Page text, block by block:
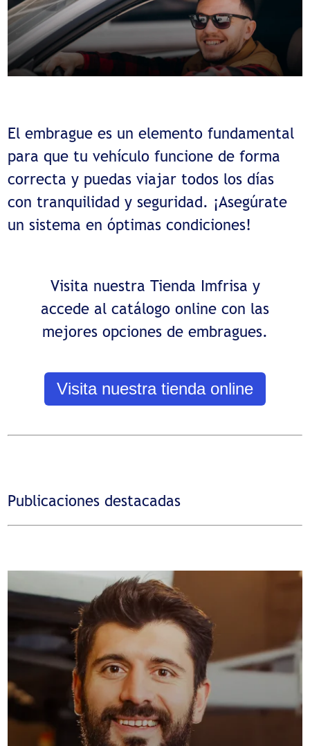
El embrague es un elemento fundamental
para que tu vehículo funcione de forma
correcta y puedas viajar todos los días
con tranquilidad y seguridad. ¡Asegúrate
un sistema en óptimas condiciones!
Visita nuestra Tienda Imfrisa y
accede al catálogo online con las
mejores opciones de embragues.
Visita nuestra tienda online
Publicaciones destacadas